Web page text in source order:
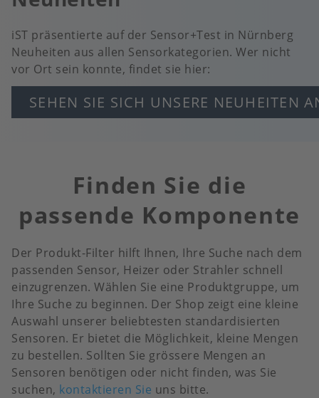
iST präsentierte auf der Sensor+Test in Nürnberg
Neuheiten aus allen Sensorkategorien. Wer nicht
vor Ort sein konnte, findet sie hier:
SEHEN SIE SICH UNSERE NEUHEITEN
Finden Sie die
passende Komponente
Der Produkt-Filter hilft Ihnen, Ihre Suche nach dem
passenden Sensor, Heizer oder Strahler schnell
einzugrenzen. Wählen Sie eine Produktgruppe, um
Ihre Suche zu beginnen. Der Shop zeigt eine kleine
Auswahl unserer beliebtesten standardisierten
Sensoren. Er bietet die Möglichkeit, kleine Mengen
zu bestellen. Sollten Sie grössere Mengen an
Sensoren benötigen oder nicht finden, was Sie
suchen, kontaktieren Sie uns bitte.